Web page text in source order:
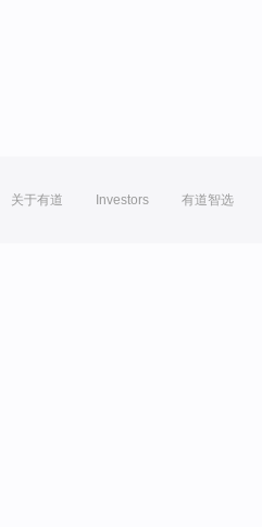
关于有道 Investors 有道智选